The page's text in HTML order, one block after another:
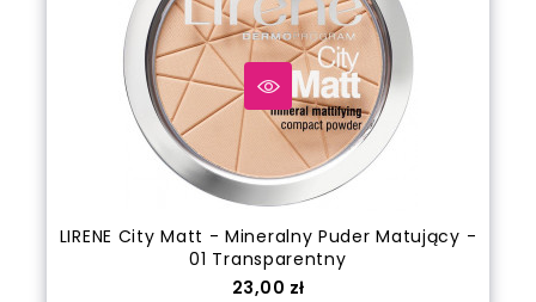
LIRENE City Matt - Mineralny Puder Matujący -
01 Transparentny
Cena
23,00 zł